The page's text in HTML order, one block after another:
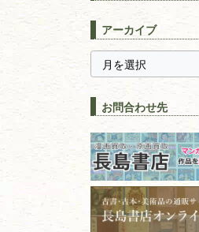
スピリチュアル・
全集・
趣味・教養
書道
拓本・法帖・碑
篆刻・印譜
宅配買取は古本を
長島書店の便利な
ス
【持ち込み買取】
に古本を売るメリ
上手な売り方のコツ
古本の保管方法と
因！適切な管理で
るコツ
古本は汚れている
ない？適切な保管
ーニング！
ISBNコードとは？
番号の意味と役割
東京都
千葉県
静岡県
山梨県
長野県
石川県
福島県
青森県
アーカイブ
お問合わせ先
古本買取専門店 長
〒101-0051
東京都千代田区神田